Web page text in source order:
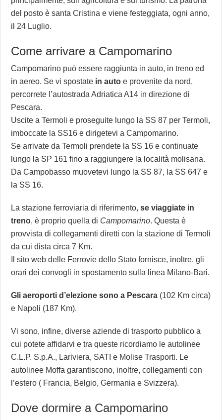
del posto è santa Cristina e viene festeggiata, ogni anno,
il 24 Luglio.
Come arrivare a Campomarino
Campomarino può essere raggiunta in auto, in treno ed
in aereo. Se vi spostate in auto e provenite da nord,
percorrete l’autostrada Adriatica A14 in direzione di
Pescara.
Uscite a Termoli e proseguite lungo la SS 87 per Termoli,
imboccate la SS16 e dirigetevi a Campomarino.
Se arrivate da Termoli prendete la SS 16 e continuate
lungo la SP 161 fino a raggiungere la località molisana.
Da Campobasso muovetevi lungo la SS 87, la SS 647 e
la SS 16.
La stazione ferroviaria di riferimento,se viaggiate in
treno, è proprio quella di Campomarino. Questa è
provvista di collegamenti diretti con la stazione di Termoli
da cui dista circa 7 Km.
Il sito web delle Ferrovie dello Stato fornisce, inoltre, gli
orari dei convogli in spostamento sulla linea Milano-Bari.
Gli aeroporti d’elezione sono a Pescara (102 Km circa)
e Napoli (187 Km).
Vi sono, infine, diverse aziende di trasporto pubblico a
cui potete affidarvi e tra queste ricordiamo le autolinee
C.L.P. S.p.A., Lariviera, SATI e Molise Trasporti. Le
autolinee Moffa garantiscono, inoltre, collegamenti con
l’estero ( Francia, Belgio, Germania e Svizzera).
Dove dormire a Campomarino